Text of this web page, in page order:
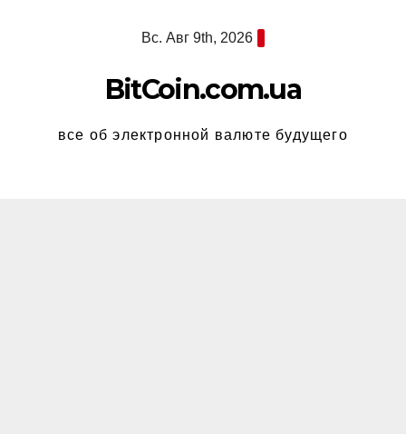
Вс. Авг 9th, 2026
BitCoin.com.ua
все об электронной валюте будущего